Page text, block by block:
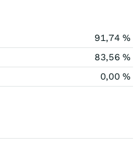
91,74 %
83,56 %
0,00 %